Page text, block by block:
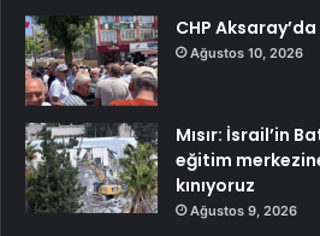
CHP
Ağustos 10, 2026
Mısır: İsrail’in
eğitim
kınıyoruz
Ağustos 9, 2026